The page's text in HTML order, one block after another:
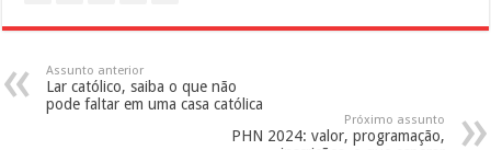
Assunto anterior
Lar católico, saiba o que não
pode faltar em uma casa católica
Próximo assunto
PHN 2024: valor, programação,